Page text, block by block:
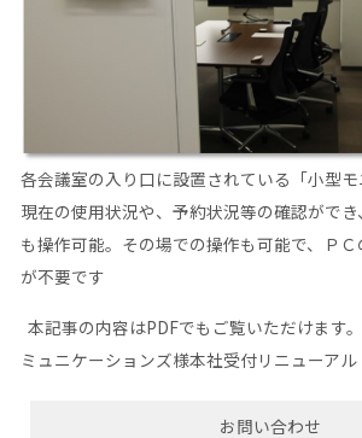
各会議室の入り口に設置されている「小型モ
現在の使用状況や、予約状況等の確認がで
も操作可能。その場での操作も可能で、Ｐ
が不要です
本記事の内容はPDFでもご覧いただけます。
ミュニケーションズ様本社受付リニューアル
お問い合わせ